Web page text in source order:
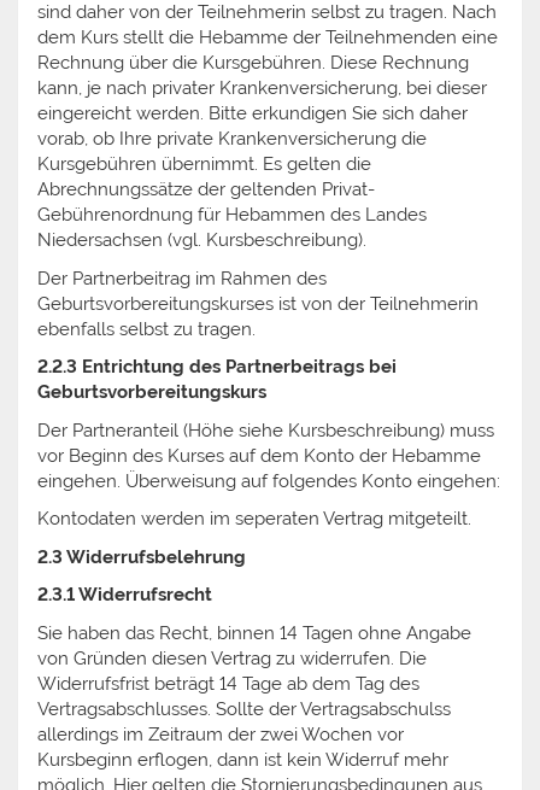
sind daher von der Teilnehmerin selbst zu tragen. Nach
dem Kurs stellt die Hebamme der Teilnehmenden eine
Rechnung über die Kursgebühren. Diese Rechnung
kann, je nach privater Krankenversicherung, bei dieser
eingereicht werden. Bitte erkundigen Sie sich daher
vorab, ob Ihre private Krankenversicherung die
Kursgebühren übernimmt. Es gelten die
Abrechnungssätze der geltenden Privat-
Gebührenordnung für Hebammen des Landes
Niedersachsen (vgl. Kursbeschreibung).
Der Partnerbeitrag im Rahmen des
Geburtsvorbereitungskurses ist von der Teilnehmerin
ebenfalls selbst zu tragen.
2.2.3 Entrichtung des Partnerbeitrags bei
Geburtsvorbereitungskurs
Der Partneranteil (Höhe siehe Kursbeschreibung) muss
vor Beginn des Kurses auf dem Konto der Hebamme
eingehen. Überweisung auf folgendes Konto eingehen:
Kontodaten werden im seperaten Vertrag mitgeteilt.
2.3 Widerrufsbelehrung
2.3.1 Widerrufsrecht
Sie haben das Recht, binnen 14 Tagen ohne Angabe
von Gründen diesen Vertrag zu widerrufen. Die
Widerrufsfrist beträgt 14 Tage ab dem Tag des
Vertragsabschlusses. Sollte der Vertragsabschulss
allerdings im Zeitraum der zwei Wochen vor
Kursbeginn erflogen, dann ist kein Widerruf mehr
möglich. Hier gelten die Stornierungsbedingunen aus